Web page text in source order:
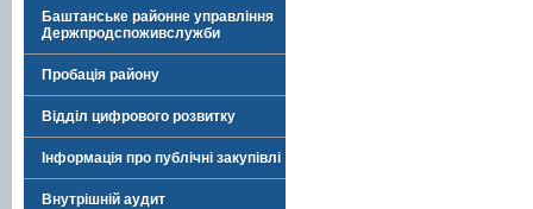
Баштанське районне управління
Держпродспоживслужби
Пробація району
Відділ цифрового розвитку
Інформація про публічні закупівлі
Внутрішній аудит